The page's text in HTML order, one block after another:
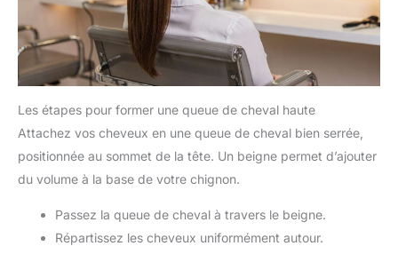
Les étapes pour former une queue de cheval haute
Attachez vos cheveux en une queue de cheval bien serrée,
positionnée au sommet de la tête. Un beigne permet d’ajouter
du volume à la base de votre chignon.
Passez la queue de cheval à travers le beigne.
Répartissez les cheveux uniformément autour.